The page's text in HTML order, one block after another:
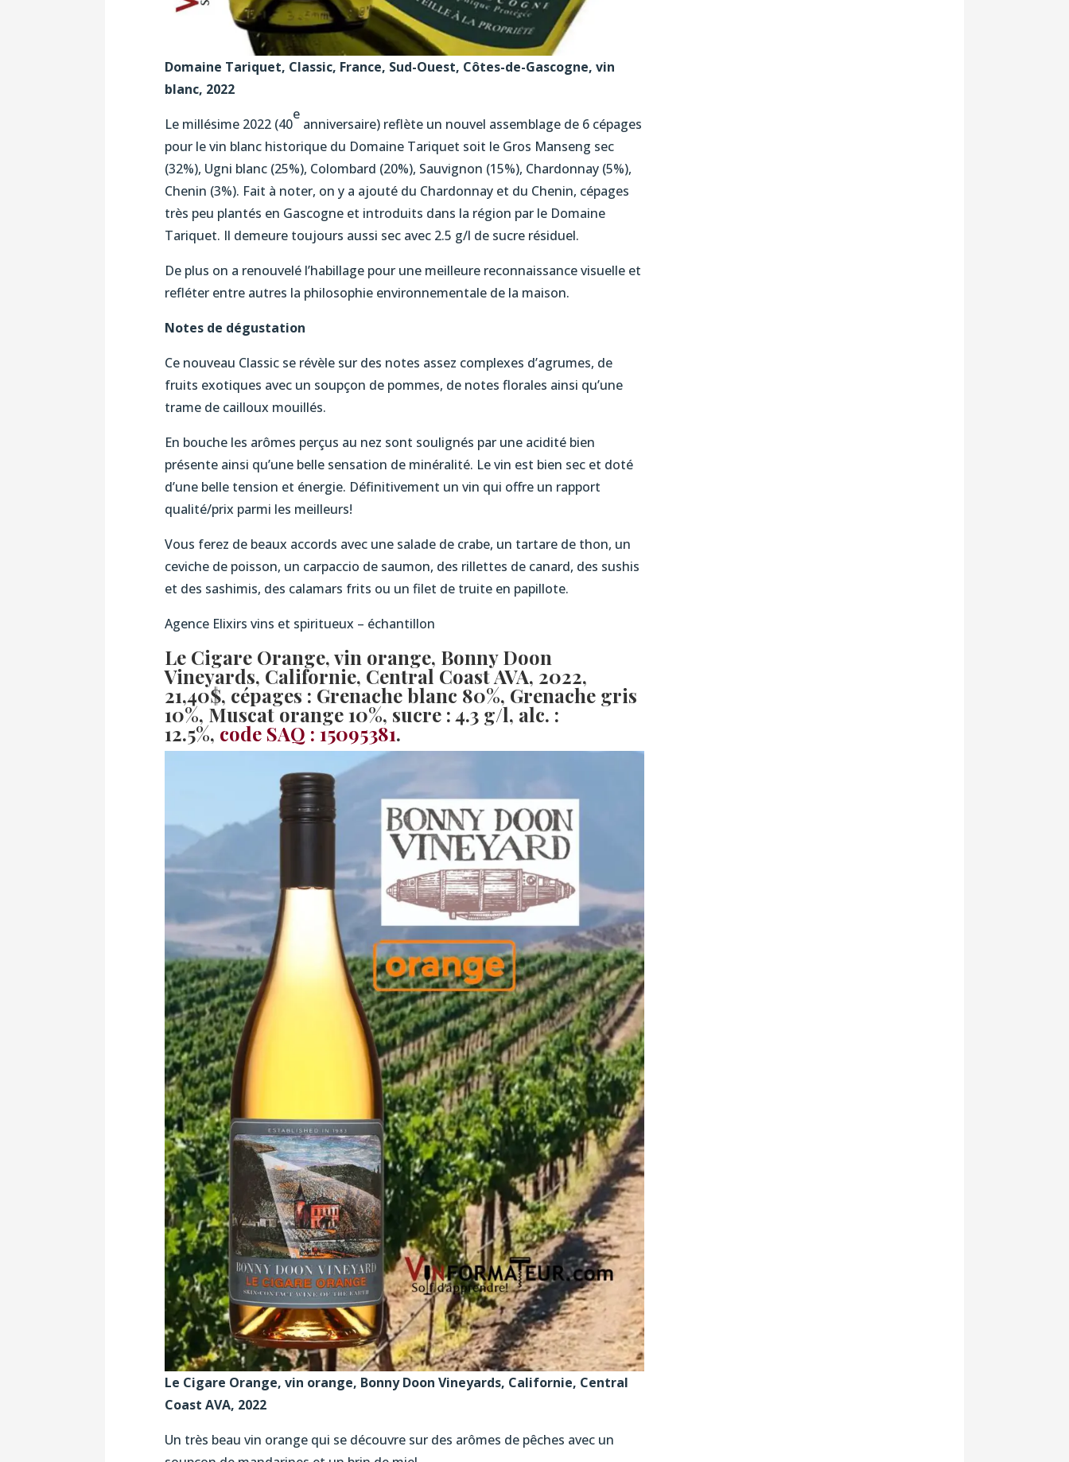
Domaine Tariquet, Classic, France, Sud-Ouest, Côtes-de-Gascogne, vin
blanc, 2022
Le millésime 2022 (40
e
anniversaire) reflète un nouvel assemblage de 6 cépages
pour le vin blanc historique du Domaine Tariquet soit le Gros Manseng sec
(32%), Ugni blanc (25%), Colombard (20%), Sauvignon (15%), Chardonnay (5%),
Chenin (3%). Fait à noter, on y a ajouté du Chardonnay et du Chenin, cépages
très peu plantés en Gascogne et introduits dans la région par le Domaine
Tariquet. Il demeure toujours aussi sec avec 2.5 g/l de sucre résiduel.
De plus on a renouvelé l’habillage pour une meilleure reconnaissance visuelle et
refléter entre autres la philosophie environnementale de la maison.
Notes de dégustation
Ce nouveau Classic se révèle sur des notes assez complexes d’agrumes, de
fruits exotiques avec un soupçon de pommes, de notes florales ainsi qu’une
trame de cailloux mouillés.
En bouche les arômes perçus au nez sont soulignés par une acidité bien
présente ainsi qu’une belle sensation de minéralité. Le vin est bien sec et doté
d’une belle tension et énergie. Définitivement un vin qui offre un rapport
qualité/prix parmi les meilleurs!
Vous ferez de beaux accords avec une salade de crabe, un tartare de thon, un
ceviche de poisson, un carpaccio de saumon, des rillettes de canard, des sushis
et des sashimis, des calamars frits ou un filet de truite en papillote.
Agence Elixirs vins et spiritueux – échantillon
Le Cigare Orange, vin orange, Bonny Doon
Vineyards, Californie, Central Coast AVA, 2022,
21,40$, cépages : Grenache blanc 80%, Grenache gris
10%, Muscat orange 10%, sucre : 4.3 g/l, alc. :
12.5%, code SAQ : 15095381.
Le Cigare Orange, vin orange, Bonny Doon Vineyards, Californie, Central
Coast AVA, 2022
Un très beau vin orange qui se découvre sur des arômes de pêches avec un